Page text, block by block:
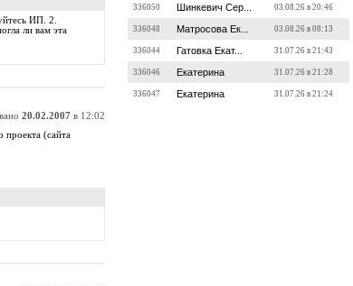
ИП. 2.
ли вам эта
20.02.2007 в 12:02
проекта (сайта
336050 Шинкевич Сер... 03.08.26 в 20:46
336048 Матросова Ек... 03.08.26 в 08:13
336044 Гатовка Екат... 31.07.26 в 21:43
336046 Екатерина 31.07.26 в 21:28
336047 Екатерина 31.07.26 в 21:24